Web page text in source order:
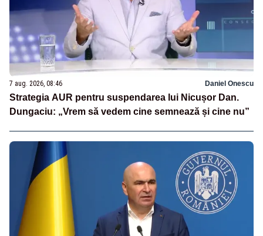
7 aug. 2026, 08:46 Daniel Onescu
Strategia AUR pentru suspendarea lui Nicușor Dan.
Dungaciu: „Vrem să vedem cine semnează și cine nu”